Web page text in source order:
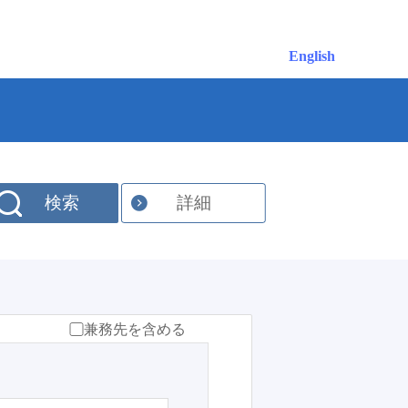
English
検索 詳細
兼務先を含める